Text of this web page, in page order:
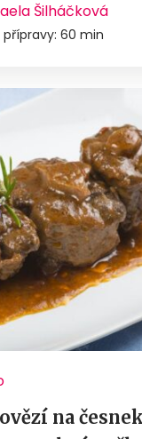
Šilháčková
přípravy: 60 min
na